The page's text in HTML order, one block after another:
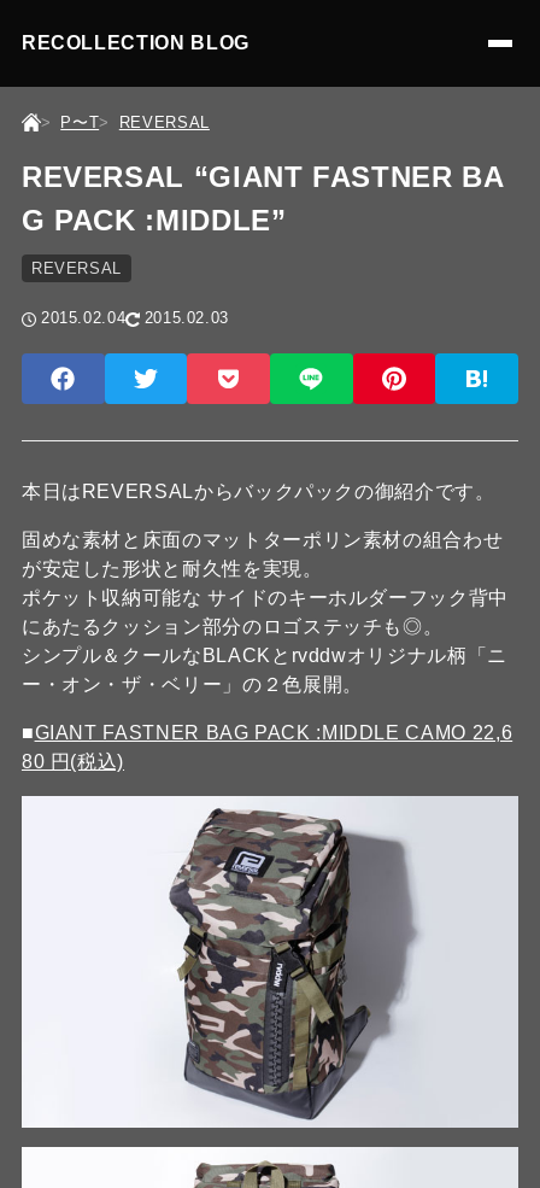
RECOLLECTION BLOG
P〜T REVERSAL
REVERSAL “GIANT FASTNER BA
G PACK :MIDDLE”
REVERSAL
2015.02.04 2015.02.03
本日はREVERSALからバックパックの御紹介です。
固めな素材と床面のマットターポリン素材の組合わせ
が安定した形状と耐久性を実現。
ポケット収納可能な サイドのキーホルダーフック背中
にあたるクッション部分のロゴステッチも◎。
シンプル＆クールなBLACKとrvddwオリジナル柄「ニ
ー・オン・ザ・ベリー」の２色展開。
■GIANT FASTNER BAG PACK :MIDDLE CAMO 22,6
80 円(税込)